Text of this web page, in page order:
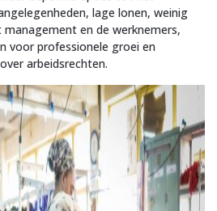
lage lonen, weinig
en de werknemers,
voor professionele groei en
arbeidsrechten.